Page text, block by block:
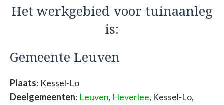
Het werkgebied voor tuinaanleg
is:
Gemeente Leuven
Plaats: Kessel-Lo
Deelgemeenten: Leuven, Heverlee, Kessel-Lo,